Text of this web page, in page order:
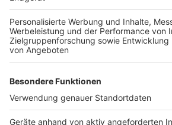
Weitere Themen von Rhein
Anzeige
Protestcamp gegen
Köln: Erneuter Einsatz im Rhein
über Badeverbot